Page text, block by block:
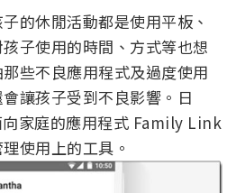
的休閒活動都是使用平板、
子使用的時間、方式等也想
些不良應用程式及過度使用
讓孩子受到不良影響。日
家庭的應用程式 Family Link
使用上的工具。